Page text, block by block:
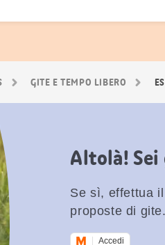
GITE E TEMPO LIBERO
Altolà! Sei
Se sì, effettua
proposte di gite.
Accedi